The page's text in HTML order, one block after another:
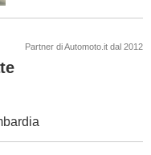
Partner di Automoto.it dal 2012